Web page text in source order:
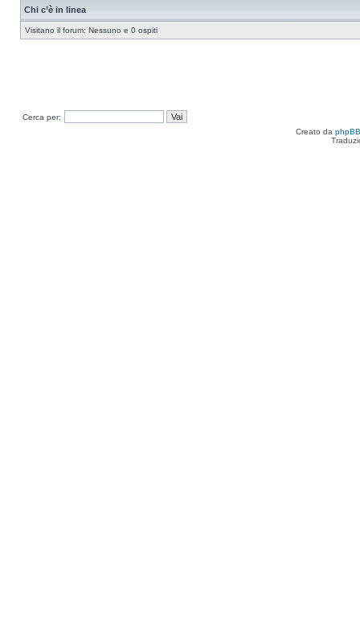
Chi c’è in linea
Visitano il forum: Nessuno e 0 ospiti
Cerca per:
Creato da phpBB